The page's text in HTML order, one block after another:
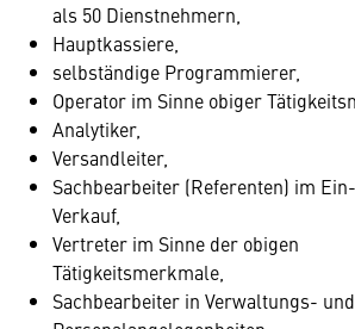
als 50 Dienstnehmern,
Hauptkassiere,
selbständige Programmierer,
Operator im Sinne obiger
Analytiker,
Versandleiter,
Sachbearbeiter (Referenten) im
Verkauf,
Vertreter im Sinne der obigen
Tätigkeitsmerkmale,
Sachbearbeiter in Verwaltungs- und